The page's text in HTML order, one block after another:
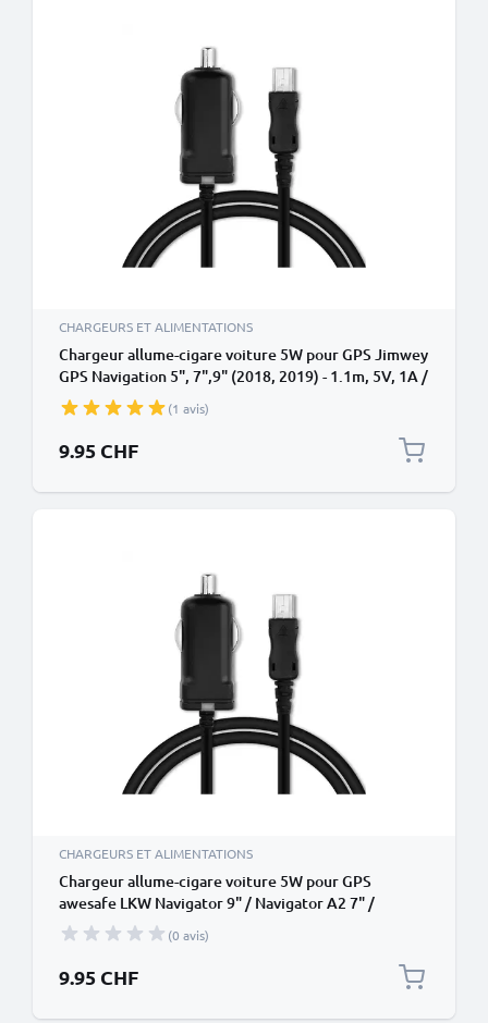
CHARGEURS ET ALIMENTATIONS
Chargeur allume-cigare voiture 5W pour GPS Jimwey
GPS Navigation 5", 7",9" (2018, 2019) - 1.1m, 5V, 1A /
1000mA
(1 avis)
9.95 CHF
CHARGEURS ET ALIMENTATIONS
Chargeur allume-cigare voiture 5W pour GPS
awesafe LKW Navigator 9" / Navigator A2 7" /
Navigator A5 5" - 1.1m, 5V, 1A / 1000mA
(0 avis)
9.95 CHF